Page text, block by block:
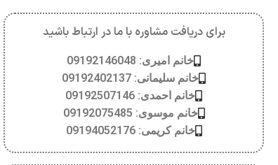
برای دریافت مشاوره با ما در ارتباط باشید
خانم امیری: 09192146048
خانم سلیمانی: 09192402137
خانم احمدی: 09192507146
خانم موسوی: 09192075485
خانم کریمی: 09194052176